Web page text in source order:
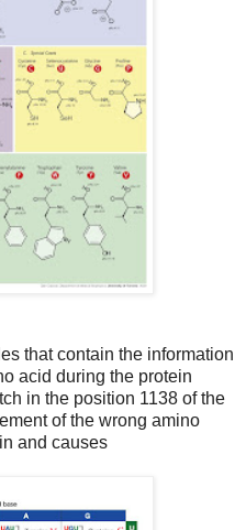
that contain the information
acid during the protein
in the position 1138 of the
of the wrong amino
and causes